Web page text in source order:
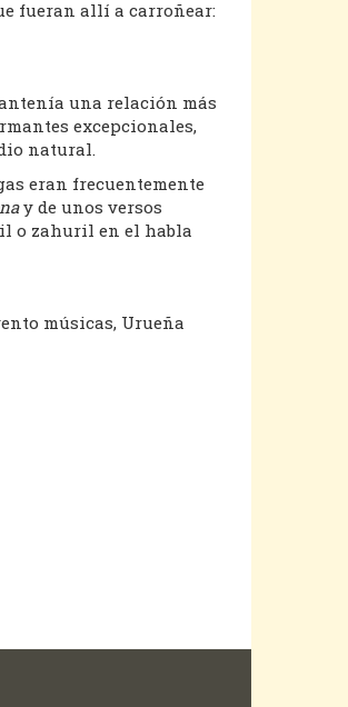
fueran allí a carroñear:
una relación más
excepcionales,
natural.
eran frecuentemente
y de unos versos
o zahuril en el habla
músicas, Urueña